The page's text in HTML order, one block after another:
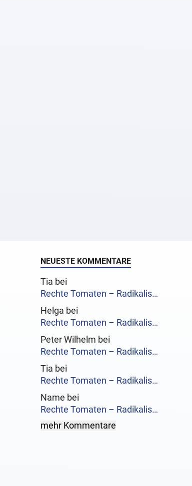
NEUESTE KOMMENTARE
Tia bei
Rechte Tomaten – Radikalis…
Helga bei
Rechte Tomaten – Radikalis…
Peter Wilhelm bei
Rechte Tomaten – Radikalis…
Tia bei
Rechte Tomaten – Radikalis…
Name bei
Rechte Tomaten – Radikalis…
mehr Kommentare